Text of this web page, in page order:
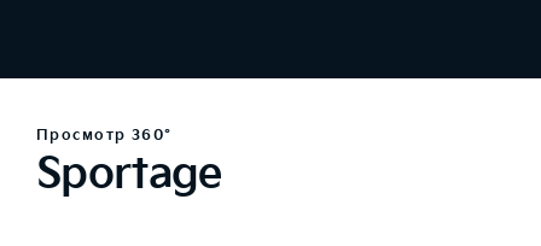
Просмотр 360°
Sportage